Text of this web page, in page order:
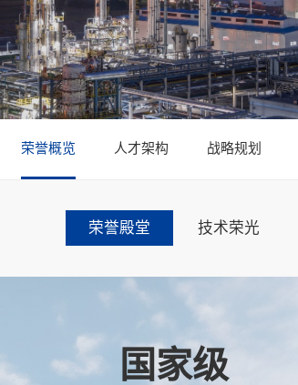
荣誉概览 人才架构 战略规划
荣誉殿堂 技术荣光
国家级